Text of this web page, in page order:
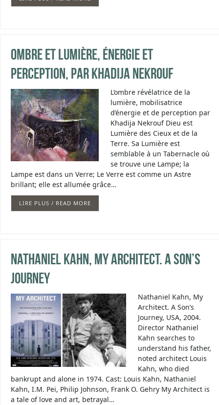
Ombre et lumière, énergie et
perception, par Khadija Nekrouf
L’ombre révélatrice de la
lumière, mobilisatrice
d’énergie et de perception par
Khadija Nekrouf Dieu est
Lumière des Cieux et de la
Terre. Sa Lumière est
semblable à un Tabernacle où
se trouve une Lampe; la
Lampe est dans un Verre; Le Verre est comme un Astre
brillant; elle est allumée grâce…
LIRE PLUS / READ MORE
Nathaniel Kahn, My Architect. A Son’s
Journey
Nathaniel Kahn, My
Architect. A Son’s
Journey, USA, 2004.
Director Nathaniel
Kahn searches to
understand his father,
noted architect Louis
Kahn, who died
bankrupt and alone in 1974. Cast: Louis Kahn, Nathaniel
Kahn, I.M. Pei, Philip Johnson, Frank O. Gehry My Architect is
a tale of love and art, betrayal…